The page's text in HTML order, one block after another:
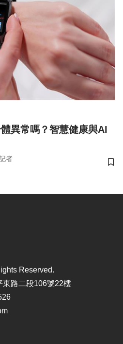
異常嗎？智慧健康與AI
者
儲
Reserved.
東路二段106號22樓